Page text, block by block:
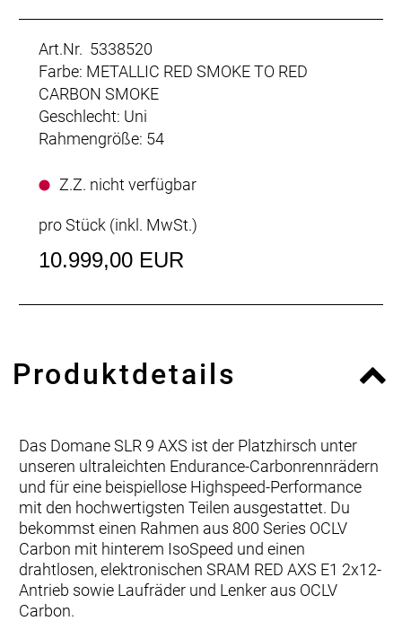
Art.Nr. 5338520
Farbe: METALLIC RED SMOKE TO RED
CARBON SMOKE
Geschlecht: Uni
Rahmengröße: 54
Z.Z. nicht verfügbar
pro Stück (inkl. MwSt.)
10.999,00 EUR
Produktdetails
Das Domane SLR 9 AXS ist der Platzhirsch unter
unseren ultraleichten Endurance-Carbonrennrädern
und für eine beispiellose Highspeed-Performance
mit den hochwertigsten Teilen ausgestattet. Du
bekommst einen Rahmen aus 800 Series OCLV
Carbon mit hinterem IsoSpeed und einen
drahtlosen, elektronischen SRAM RED AXS E1 2x12-
Antrieb sowie Laufräder und Lenker aus OCLV
Carbon.